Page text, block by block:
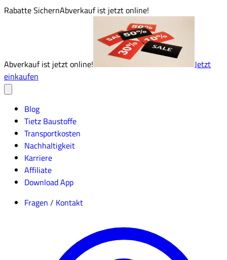
Rabatte SichernAbverkauf ist jetzt online!
Abverkauf ist jetzt online!
Jetzt
einkaufen
Blog
Tietz Baustoffe
Transportkosten
Nachhaltigkeit
Karriere
Affiliate
Download App
Fragen / Kontakt